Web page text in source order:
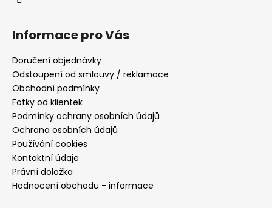
Informace pro Vás
Doručení objednávky
Odstoupení od smlouvy / reklamace
Obchodní podmínky
Fotky od klientek
Podmínky ochrany osobních údajů
Ochrana osobních údajů
Používání cookies
Kontaktní údaje
Právní doložka
Hodnocení obchodu - informace